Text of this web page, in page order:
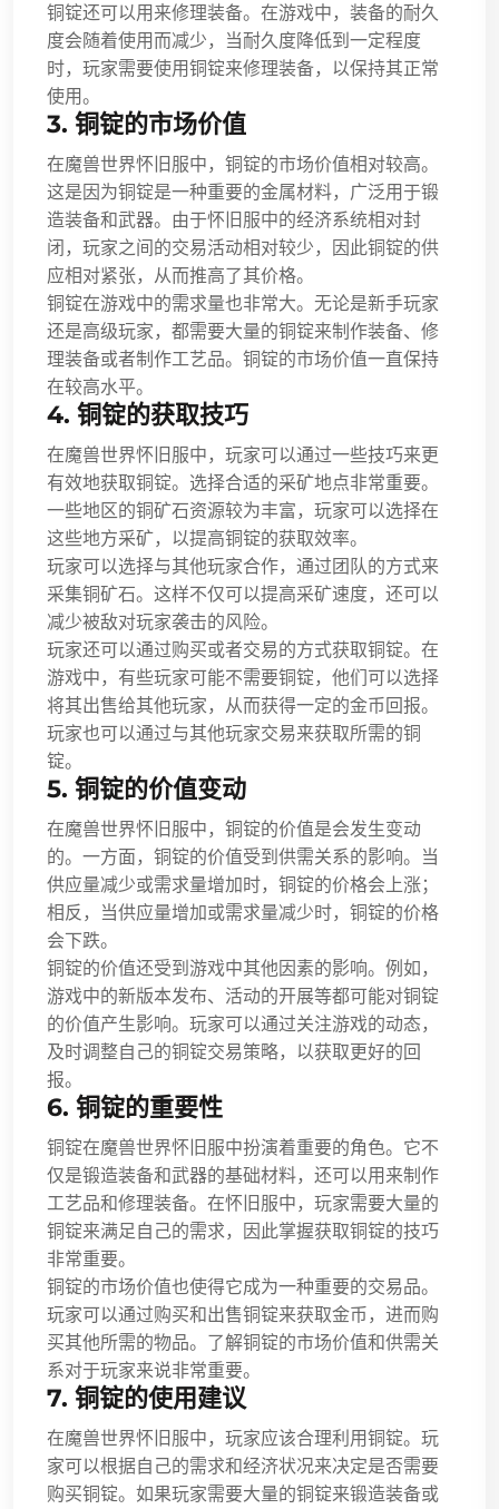
铜锭还可以用来修理装备。在游戏中，装备的耐久
度会随着使用而减少，当耐久度降低到一定程度
时，玩家需要使用铜锭来修理装备，以保持其正常
使用。
3. 铜锭的市场价值
在魔兽世界怀旧服中，铜锭的市场价值相对较高。
这是因为铜锭是一种重要的金属材料，广泛用于锻
造装备和武器。由于怀旧服中的经济系统相对封
闭，玩家之间的交易活动相对较少，因此铜锭的供
应相对紧张，从而推高了其价格。
铜锭在游戏中的需求量也非常大。无论是新手玩家
还是高级玩家，都需要大量的铜锭来制作装备、修
理装备或者制作工艺品。铜锭的市场价值一直保持
在较高水平。
4. 铜锭的获取技巧
在魔兽世界怀旧服中，玩家可以通过一些技巧来更
有效地获取铜锭。选择合适的采矿地点非常重要。
一些地区的铜矿石资源较为丰富，玩家可以选择在
这些地方采矿，以提高铜锭的获取效率。
玩家可以选择与其他玩家合作，通过团队的方式来
采集铜矿石。这样不仅可以提高采矿速度，还可以
减少被敌对玩家袭击的风险。
玩家还可以通过购买或者交易的方式获取铜锭。在
游戏中，有些玩家可能不需要铜锭，他们可以选择
将其出售给其他玩家，从而获得一定的金币回报。
玩家也可以通过与其他玩家交易来获取所需的铜
锭。
5. 铜锭的价值变动
在魔兽世界怀旧服中，铜锭的价值是会发生变动
的。一方面，铜锭的价值受到供需关系的影响。当
供应量减少或需求量增加时，铜锭的价格会上涨；
相反，当供应量增加或需求量减少时，铜锭的价格
会下跌。
铜锭的价值还受到游戏中其他因素的影响。例如，
游戏中的新版本发布、活动的开展等都可能对铜锭
的价值产生影响。玩家可以通过关注游戏的动态，
及时调整自己的铜锭交易策略，以获取更好的回
报。
6. 铜锭的重要性
铜锭在魔兽世界怀旧服中扮演着重要的角色。它不
仅是锻造装备和武器的基础材料，还可以用来制作
工艺品和修理装备。在怀旧服中，玩家需要大量的
铜锭来满足自己的需求，因此掌握获取铜锭的技巧
非常重要。
铜锭的市场价值也使得它成为一种重要的交易品。
玩家可以通过购买和出售铜锭来获取金币，进而购
买其他所需的物品。了解铜锭的市场价值和供需关
系对于玩家来说非常重要。
7. 铜锭的使用建议
在魔兽世界怀旧服中，玩家应该合理利用铜锭。玩
家可以根据自己的需求和经济状况来决定是否需要
购买铜锭。如果玩家需要大量的铜锭来锻造装备或